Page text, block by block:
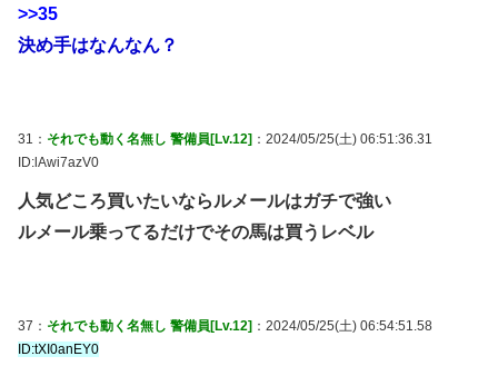
>>35
決め手はなんなん？
31： それでも動く名無し 警備員[Lv.12] ：2024/05/25(土) 06:51:36.31
ID:lAwi7azV0
人気どころ買いたいならルメールはガチで強い
ルメール乗ってるだけでその馬は買うレベル
37： それでも動く名無し 警備員[Lv.12] ：2024/05/25(土) 06:54:51.58
ID:tXI0anEY0